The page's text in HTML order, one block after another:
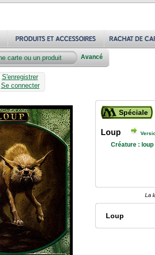
Avancé
S'enregistrer
Se connecter
Spéciale
Loup
Créature : loup
La
Loup